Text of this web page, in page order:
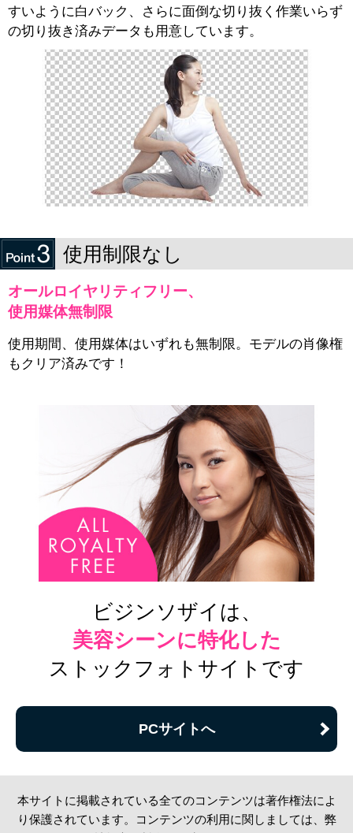
すいように白バック、さらに面倒な切り抜く作業いらず
の切り抜き済みデータも用意しています。
使用制限なし
オールロイヤリティフリー、
使用媒体無制限
使用期間、使用媒体はいずれも無制限。モデルの肖像権
もクリア済みです！
ビジンソザイは、
美容シーンに特化した
ストックフォトサイトです
PCサイトへ
本サイトに掲載されている全てのコンテンツは著作権法によ
り保護されています。コンテンツの利用に関しましては、弊